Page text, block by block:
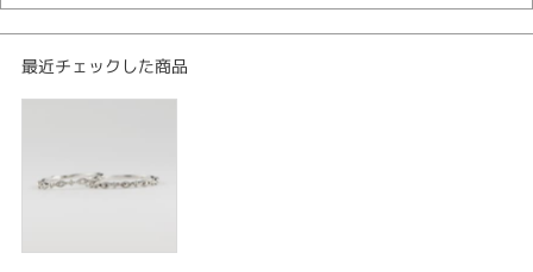
lacier結婚指輪
lacier3
結婚指輪 lady's プラチナ900 ￥78,100
最近チェックした商品